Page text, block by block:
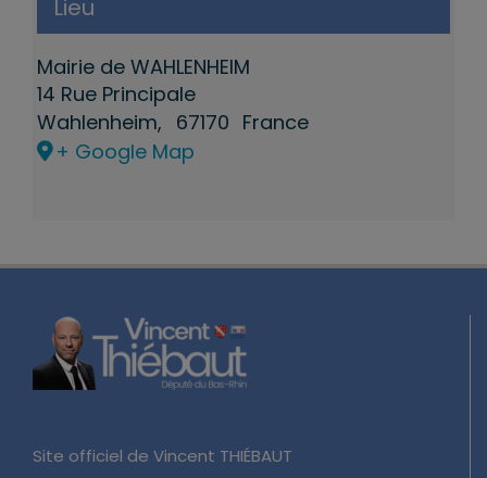
Lieu
Mairie de WAHLENHEIM
14 Rue Principale
Wahlenheim, 67170 France
+ Google Map
Site officiel de Vincent THIÉBAUT